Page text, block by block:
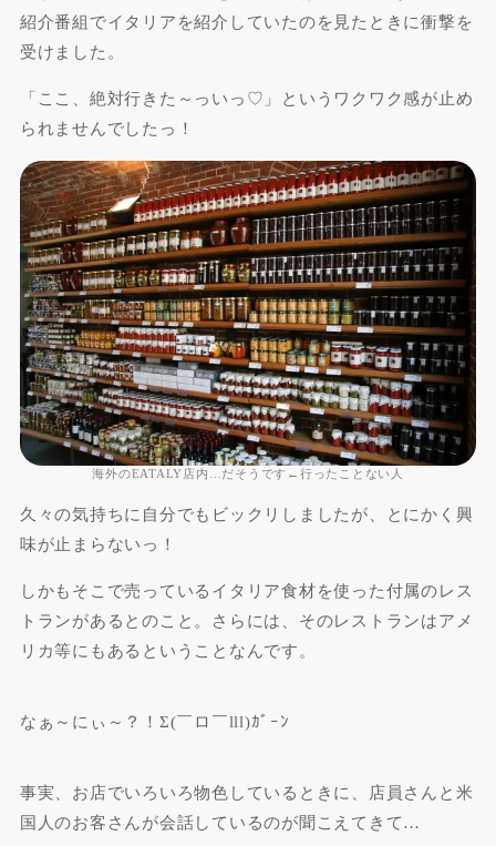
紹介番組でイタリアを紹介していたのを見たときに衝撃を
受けました。
「ここ、絶対行きた～っいっ♡」というワクワク感が止め
られませんでしたっ！
海外のEATALY店内…だそうです←行ったことない人
久々の気持ちに自分でもビックリしましたが、とにかく興
味が止まらないっ！
しかもそこで売っているイタリア食材を使った付属のレス
トランがあるとのこと。さらには、そのレストランはアメ
リカ等にもあるということなんです。
なぁ～にぃ～？！Σ(￣ロ￣lll)ｶﾞｰﾝ
事実、お店でいろいろ物色しているときに、店員さんと米
国人のお客さんが会話しているのが聞こえてきて…